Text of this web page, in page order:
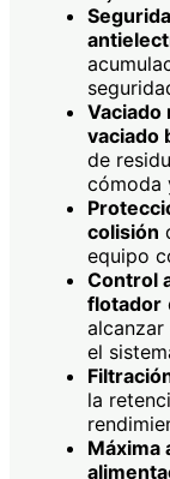
Vaciado
vaciado
de
cómoda
colisión
equipo
Control
flotador
el
la
Máxima